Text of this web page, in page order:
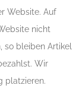
Website. Auf
nicht
so bleiben Artikel
Wir
platzieren.